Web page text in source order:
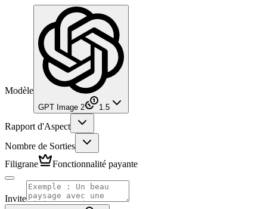
Modèle
GPT Image 2 1.5
Rapport d'Aspect
Nombre de Sorties
Filigrane
Fonctionnalité payante
Invite